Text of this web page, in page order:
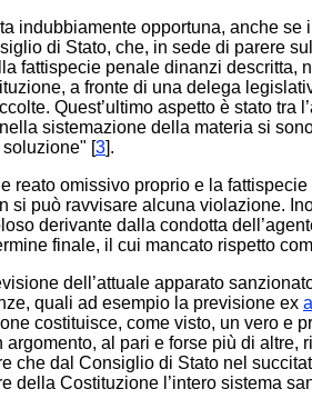
indubbiamente opportuna, anche
di Stato, che, in sede di parere
fattispecie penale dinanzi
a fronte di una delega
Quest’ultimo aspetto è stato
sistemazione della materia si
soluzione" [3].
reato omissivo proprio e la
si può ravvisare alcuna violazione.
derivante dalla condotta
finale, il cui mancato rispetto
dell’attuale apparato
quali ad esempio la previsione ex
costituisce, come visto, un vero e
al pari e forse più di
che dal Consiglio di Stato nel
della Costituzione l’intero sistema